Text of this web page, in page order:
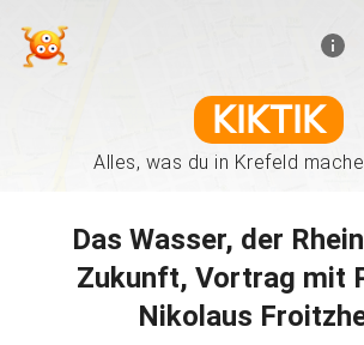
KIKTIK
Alles, was du in Krefeld
Das Wasser, der
Zukunft, Vortrag mit
Nikolaus